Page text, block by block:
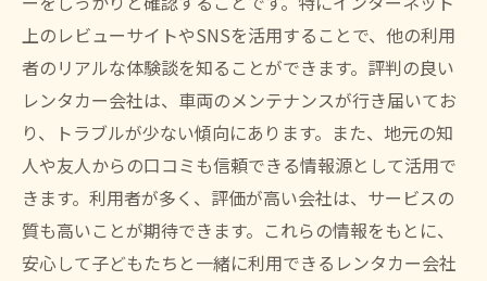
上のレビューサイトやSNSを活用することで、他の利用
者のリアルな体験談を知ることができます。評判の良い
レンタカー会社は、車両のメンテナンスが行き届いてお
り、トラブルが少ない傾向にあります。また、地元の知
人や友人からの口コミも信頼できる情報源として活用で
きます。利用者が多く、評価が高い会社は、サービスの
質も高いことが期待できます。これらの情報をもとに、
安心して子どもたちと一緒に利用できるレンタカー会社